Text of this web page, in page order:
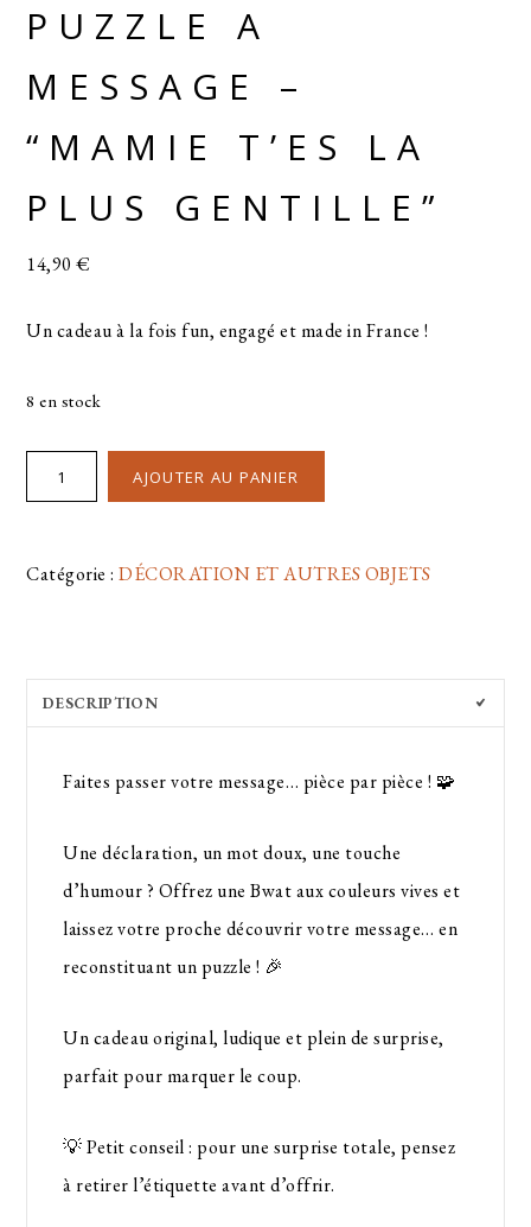
PUZZLE A
MESSAGE –
“MAMIE T’ES LA
PLUS GENTILLE”
14,90€
Un cadeau à la fois fun, engagé et made in France !
8 en stock
AJOUTER AU PANIER
Catégorie :DÉCORATION ET AUTRES OBJETS
DESCRIPTION
Faites passer votre message… pièce par pièce ! 🧩
Une déclaration, un mot doux, une touche
d’humour ? Offrez uneBwataux couleurs vives et
laissez votre proche découvrir votre message… en
reconstituant un puzzle ! 🎉
Un cadeau original, ludique et plein de surprise,
parfait pour marquer le coup.
💡Petit conseil : pour une surprise totale, pensez
à retirer l’étiquette avant d’offrir.